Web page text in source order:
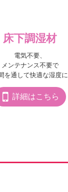
床下調湿材
電気不要、
メンテナンス不要で
を通して快適な湿度に
詳細はこちら